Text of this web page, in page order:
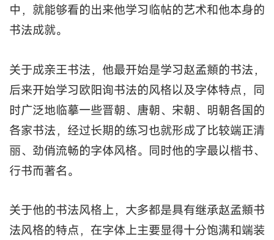
中，就能够看的出来他学习临帖的艺术和他本身的
书法成就。
关于成亲王书法，他最开始是学习赵孟頫的书法，
后来开始学习欧阳询书法的风格以及字体特点，同
时广泛地临摹一些晋朝、唐朝、宋朝、明朝各国的
各家书法，经过长期的练习也就形成了比较端正清
丽、劲俏流畅的字体风格。同时他的字最以楷书、
行书而著名。
关于他的书法风格上，大多都是具有继承赵孟頫书
法风格的特点，在字体上主要显得十分饱满和端装